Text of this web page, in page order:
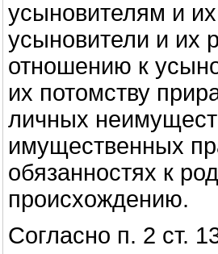
усыновителям и
усыновители и их
отношению к
их потомству
личных
имущественных
обязанностях к
происхождению.
Согласно п. 2 ст.